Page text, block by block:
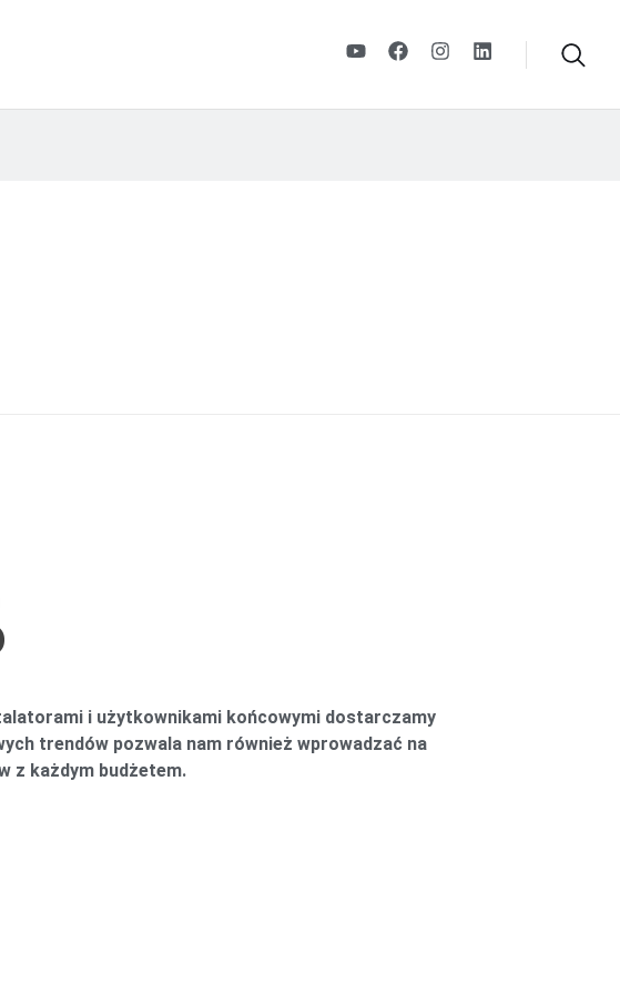
i użytkownikami końcowymi dostarczamy
trendów pozwala nam również wprowadzać na
z każdym budżetem.